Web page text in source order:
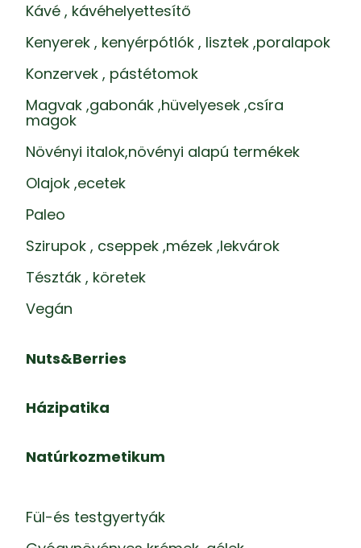
Kávé , kávéhelyettesítő
Kenyerek , kenyérpótlók , lisztek ,poralapok
Konzervek , pástétomok
Magvak ,gabonák ,hüvelyesek ,csíra
magok
Növényi italok,növényi alapú termékek
Olajok ,ecetek
Paleo
Szirupok , cseppek ,mézek ,lekvárok
Tészták , köretek
Vegán
Nuts&Berries
Házipatika
Natúrkozmetikum
Fül-és testgyertyák